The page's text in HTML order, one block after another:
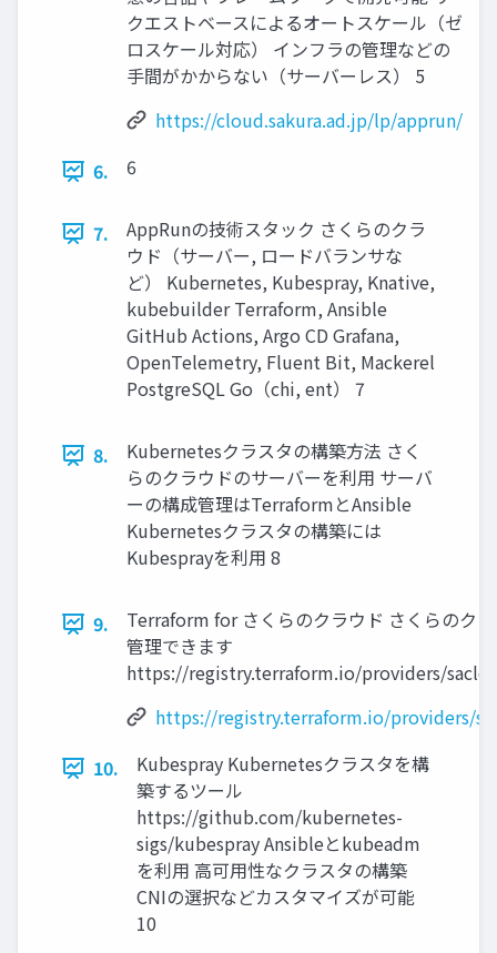
クエストベースによるオートスケール（ゼ
ロスケール対応） インフラの管理などの
手間がかからない（サーバーレス） 5
https://cloud.sakura.ad.jp/lp/apprun/
6.
6
7.
AppRunの技術スタック さくらのクラ
ウド（サーバー, ロードバランサな
ど） Kubernetes, Kubespray, Knative,
kubebuilder Terraform, Ansible
GitHub Actions, Argo CD Grafana,
OpenTelemetry, Fluent Bit, Mackerel
PostgreSQL Go（chi, ent） 7
8.
Kubernetesクラスタの構築方法 さく
らのクラウドのサーバーを利用 サーバ
ーの構成管理はTerraformとAnsible
Kubernetesクラスタの構築には
Kubesprayを利用 8
9.
Terraform for さくらのクラウド さくらのク
管理できます
https://registry.terraform.io/providers/
https://registry.terraform.io/providers/
10.
Kubespray Kubernetesクラスタを構
築するツール
https://github.com/kubernetes-
sigs/kubespray Ansibleとkubeadm
を利用 高可用性なクラスタの構築
CNIの選択などカスタマイズが可能
10